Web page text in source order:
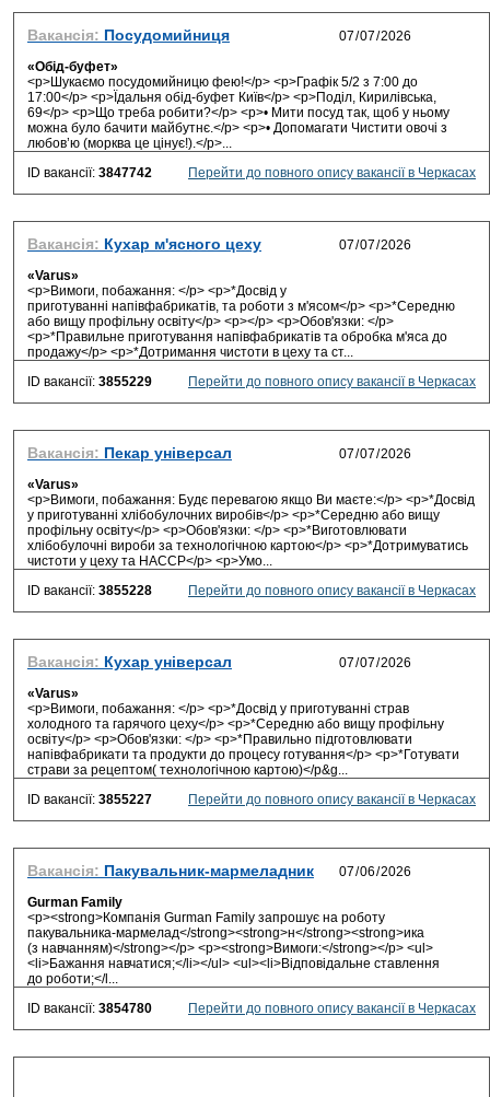
Вакансія: Посудомийниця
«Обід-буфет»
<p>Шукаємо посудомийницю фею!</p> <p>Графік 5/2 з 7:00 до
17:00</p> <p>Їдальня обід-буфет Київ</p> <p>Поділ, Кирилівська,
69</p> <p>Що треба робити?</p> <p>• Мити посуд так, щоб у ньому
можна було бачити майбутнє.</p> <p>• Допомагати Чистити овочі з
любов’ю (морква це цінує!).</p>...
ID вакансії: 3847742 Перейти до повного опису вакансії в Черкасах
Вакансія: Кухар м'ясного цеху
«Varus»
<p>Вимоги, побажання: </p> <p>*Досвід у
приготуванні напівфабрикатів, та роботи з м'ясом</p> <p>*Середню
або вищу профільну освіту</p> <p></p> <p>Обов'язки: </p>
<p>*Правильне приготування напівфабрикатів та обробка м'яса до
продажу</p> <p>*Дотримання чистоти в цеху та ст...
ID вакансії: 3855229 Перейти до повного опису вакансії в Черкасах
Вакансія: Пекар універсал
«Varus»
<p>Вимоги, побажання: Будє перевагою якщо Ви маєте:</p> <p>*Досвід
у приготуванні хлібобулочних виробів</p> <p>*Середню або вищу
профільну освіту</p> <p>Обов'язки: </p> <p>*Виготовлювати
хлібобулочні вироби за технологічною картою</p> <p>*Дотримуватись
чистоти у цеху та НАССР</p> <p>Умо...
ID вакансії: 3855228 Перейти до повного опису вакансії в Черкасах
Вакансія: Кухар універсал
«Varus»
<p>Вимоги, побажання: </p> <p>*Досвід у приготуванні страв
холодного та гарячого цеху</p> <p>*Середню або вищу профільну
освіту</p> <p>Обов'язки: </p> <p>*Правильно підготовлювати
напівфабрикати та продукти до процесу готування</p> <p>*Готувати
страви за рецептом( технологічною картою)</p&g...
ID вакансії: 3855227 Перейти до повного опису вакансії в Черкасах
Вакансія: Пакувальник-мармеладник
Gurman Family
<p><strong>Компанія Gurman Family запрошує на роботу
пакувальника-мармелад</strong><strong>н</strong><strong>ика
(з навчанням)</strong></p> <p><strong>Вимоги:</strong></p> <ul>
<li>Бажання навчатися;</li></ul> <ul><li>Відповідальне ставлення
до роботи;</l...
ID вакансії: 3854780 Перейти до повного опису вакансії в Черкасах